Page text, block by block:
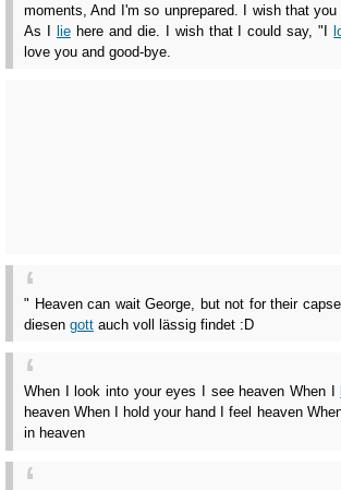
moments, And I'm so unprepared. I wish that you
As I liehere and die. I wish that I could say, "I
love you and good-bye.
" Heaven can wait George, but not for their
diesen gott auch voll lässig findet :D
When I look into your eyes I see heaven When I
heaven When I hold your hand I feel heaven
in heaven